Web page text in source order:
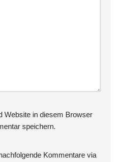
Website in diesem Browser
speichern.
Kommentare via